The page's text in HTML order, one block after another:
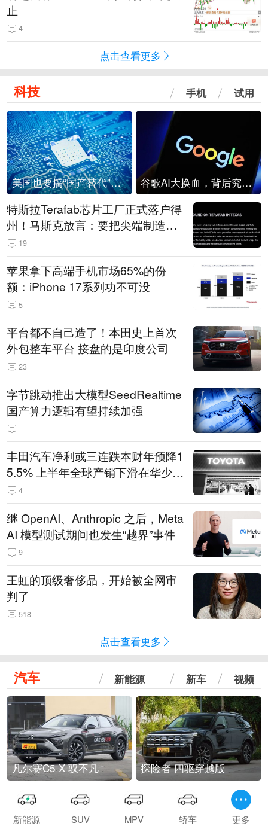
止
4
点击查看更多
科技 手机 试用
美国也要搞“国产替代”？先算清三笔账 谷歌AI大换血，背后究竟发生了什么？
特斯拉Terafab芯片工厂正式落户得
州！马斯克放言：要把尖端制造带
回美国
19
苹果拿下高端手机市场65%的份
额：iPhone 17系列功不可没
5
平台都不自己造了！本田史上首次
外包整车平台 接盘的是印度公司
23
字节跳动推出大模型SeedRealtime
国产算力逻辑有望持续加强
丰田汽车净利或三连跌本财年预降1
5.5% 上半年全球产销下滑在华少卖
14.3万辆
4
继 OpenAI、Anthropic 之后，Meta
AI 模型测试期间也发生“越界”事件
9
王虹的顶级奢侈品，开始被全网审
判了
518
点击查看更多
汽车 新能源 新车 视频
凡尔赛C5 X 驭不凡 探险者 四驱穿越版
新能源 SUV MPV 轿车 更多